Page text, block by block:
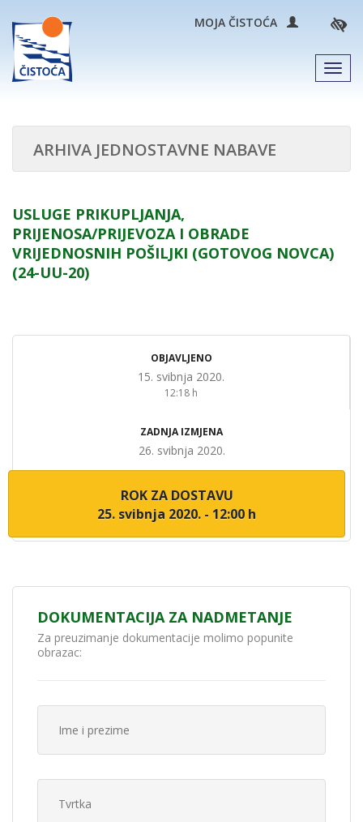
MOJA ČISTOĆA
ARHIVA JEDNOSTAVNE NABAVE
USLUGE PRIKUPLJANJA,
PRIJENOSA/PRIJEVOZA I OBRADE
VRIJEDNOSNIH POŠILJKI (GOTOVOG NOVCA)
(24-UU-20)
OBJAVLJENO
15. svibnja 2020.
12:18 h
ZADNJA IZMJENA
26. svibnja 2020.
ROK ZA DOSTAVU
25. svibnja 2020. - 12:00 h
DOKUMENTACIJA ZA NADMETANJE
Za preuzimanje dokumentacije molimo popunite
obrazac: